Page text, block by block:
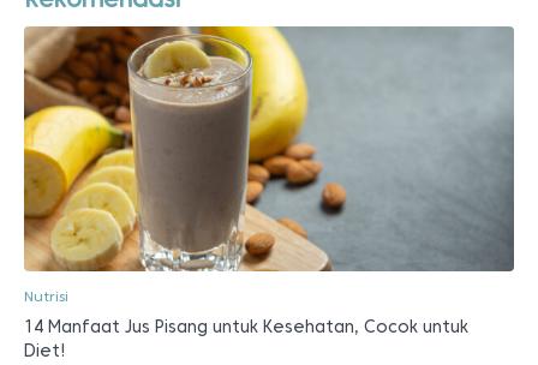
Nutrisi
14 Manfaat Jus Pisang untuk Kesehatan, Cocok untuk
Diet!